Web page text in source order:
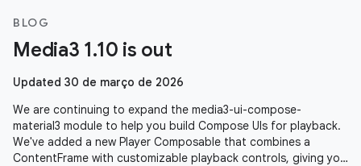
BLOG
Media3 1.10 is out
Updated 30 de março de 2026
We are continuing to expand the media3-ui-compose-
material3 module to help you build Compose UIs for playback.
We've added a new Player Composable that combines a
ContentFrame with customizable playback controls, giving you